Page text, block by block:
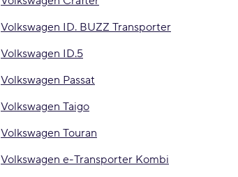
Volkswagen ID. BUZZ Transporter
Volkswagen ID.5
Volkswagen Passat
Volkswagen Taigo
Volkswagen Touran
Volkswagen e-Transporter Kombi